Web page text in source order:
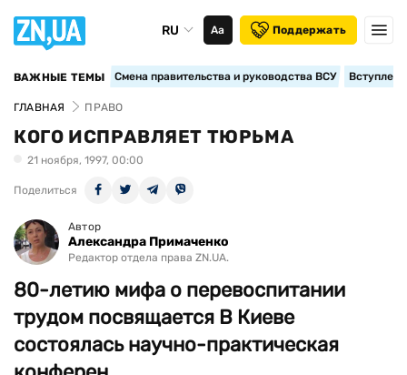
RU Аа Поддержать
ВАЖНЫЕ ТЕМЫ Смена правительства и руководства ВСУ
ГЛАВНАЯ ПРАВО
КОГО ИСПРАВЛЯЕТ ТЮРЬМА
21 ноября, 1997, 00:00
Поделиться
Автор
Александра Примаченко
Редактор отдела права ZN.UA.
80-летию мифа о перевоспитании
трудом посвящается В Киеве
состоялась научно-практическая